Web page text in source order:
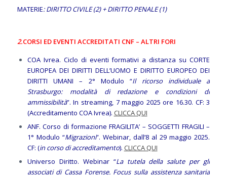
MATERIE: DIRITTO CIVILE (2) + DIRITTO PENALE (1)
2.CORSI ED EVENTI ACCREDITATI CNF – ALTRI FORI
COA Ivrea. Ciclo di eventi formativi a distanza su CORTE
EUROPEA DEI DIRITTI DELL’UOMO E DIRITTO EUROPEO DEI
DIRITTI UMANI – 2° Modulo “Il ricorso individuale a
Strasburgo: modalità di redazione e condizioni di
ammissibilità”. In streaming, 7 maggio 2025 ore 16.30. CF: 3
(Accreditamento COA Ivrea). CLICCA QUI
ANF. Corso di formazione FRAGILITA’ – SOGGETTI FRAGILI –
1° Modulo “Migrazioni”. Webinar, dall’8 al 29 maggio 2025.
CF: (in corso di accreditamento). CLICCA QUI
Universo Diritto. Webinar “La tutela della salute per gli
associati di Cassa Forense. Focus sulla assistenza sanitaria